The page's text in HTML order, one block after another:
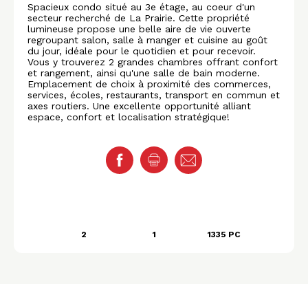
Spacieux condo situé au 3e étage, au coeur d'un
secteur recherché de La Prairie. Cette propriété
lumineuse propose une belle aire de vie ouverte
regroupant salon, salle à manger et cuisine au goût
du jour, idéale pour le quotidien et pour recevoir.
Vous y trouverez 2 grandes chambres offrant confort
et rangement, ainsi qu'une salle de bain moderne.
Emplacement de choix à proximité des commerces,
services, écoles, restaurants, transport en commun et
axes routiers. Une excellente opportunité alliant
espace, confort et localisation stratégique!
2 1 1335 PC